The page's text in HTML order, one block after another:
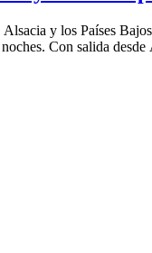
y los Países
Con salida